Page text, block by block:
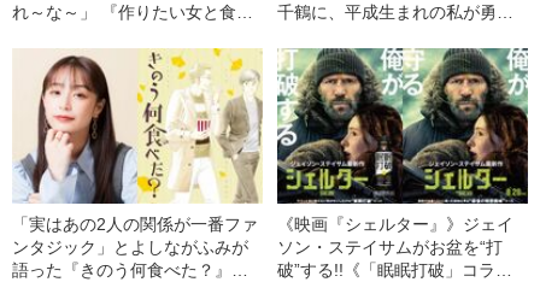
れ～な～」 『作りたい女と食べ
おいしいご飯
千鶴に、平成生まれの私が勇気
「実はあの2人の関係が一番ファ
ンタジック」とよしながふみが
語った『きのう何食べた？』に
《映画『シェルター』》ジェイ
ソン・ステイサムがお盆を“打
破”する!!《「眠眠打破」コラ